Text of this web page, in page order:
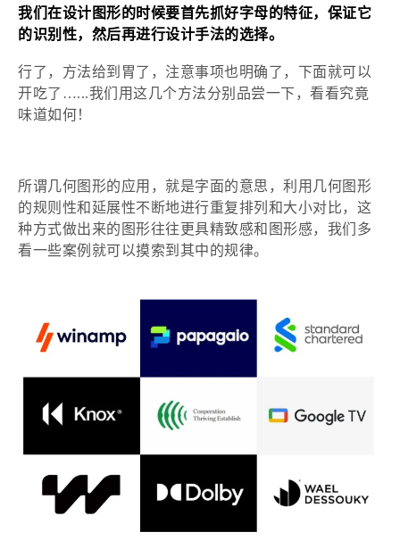
我们在设计图形的时候要首先抓好字母的特征，保证它
的识别性，然后再进行设计手法的选择。
行了，方法给到胃了，注意事项也明确了，下面就可以
开吃了 …...我们用这几个方法分别品尝一下，看看究竟
味道如何！
所谓几何图形的应用，就是字面的意思，利用几何图形
的规则性和延展性不断地进行重复排列和大小对比，这
种方式做出来的图形往往更具精致感和图形感，我们多
看一些案例就可以摸索到其中的规律。